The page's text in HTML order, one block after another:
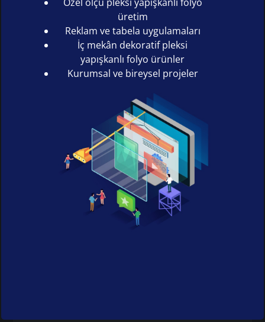
üretim
Reklam ve tabela uygulamaları
İç mekân dekoratif pleksi
yapışkanlı folyo ürünler
Kurumsal ve bireysel projeler